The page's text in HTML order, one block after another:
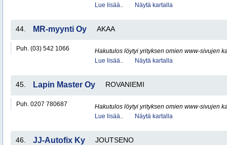
Lue lisää..
Näytä kartalla
44. MR-myynti Oy AKAA
Puh. (03) 542 1066
Hakutulos löytyi yrityksen omien www-sivujen
Lue lisää..
Näytä kartalla
45. Lapin Master Oy ROVANIEMI
Puh. 0207 780687
Hakutulos löytyi yrityksen omien www-sivujen
Lue lisää..
Näytä kartalla
46. JJ-Autofix Ky JOUTSENO